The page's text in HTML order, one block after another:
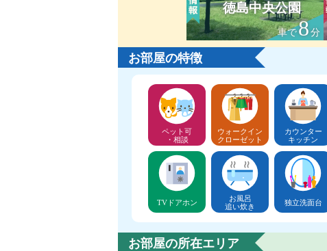
徳島中央公園
車で8分
お部屋の特徴
ペット可
・相談
ウォークイン
クローゼット
カウンター
キッチン
TVドアホン
お風呂
追い炊き
独立洗面台
お部屋の所在エリア